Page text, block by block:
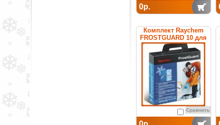
0р.
Комплект Raychem
FROSTGUARD 10 для
обогрева труб
Сравнить